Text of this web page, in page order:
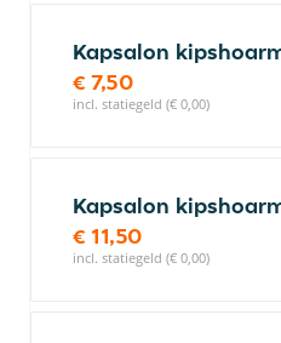
Kapsalon
€ 7,50
incl. statiegeld (€ 0,00)
Kapsalon
€ 11,50
incl. statiegeld (€ 0,00)